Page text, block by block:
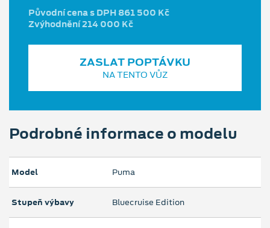
Původní cena s DPH 861 500 Kč
Zvýhodnění 214 000 Kč
ZASLAT POPTÁVKU
NA TENTO VŮZ
Podrobné informace o modelu
Model Puma
Stupeň výbavy Bluecruise Edition